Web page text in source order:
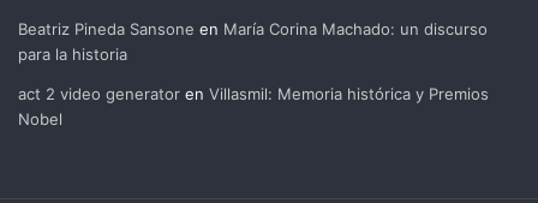
Beatriz Pineda Sansone en María Corina Machado: un discurso
para la historia
act 2 video generator en Villasmil: Memoria histórica y Premios
Nobel